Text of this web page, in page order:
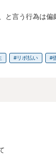
と言う行為は偏
リボ払い